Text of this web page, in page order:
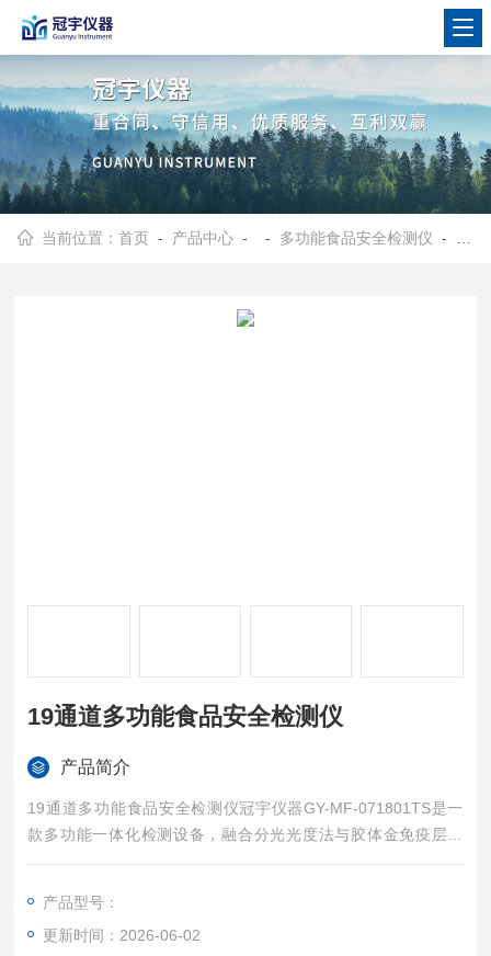
当前位置：首页 - 产品中心 - - 多功能食品安全检测仪 - 19通道多功能食品安全检测仪
19通道多功能食品安全检测仪
产品简介
19通道多功能食品安全检测仪冠宇仪器GY-MF-071801TS是一
款多功能一体化检测设备，融合分光光度法与胶体金免疫层析
法，可满足多类食品安全指标快速检测需求。多功能食品安全检
剂、病害肉、重金属（铅、汞等）、水质安全以及其他食品安全
有毒有害物质项目进行快速检测，适用于食药环稽查、餐饮机
产品型号：
更新时间：2026-06-02